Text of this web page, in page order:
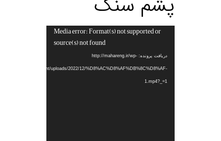
نمایشگرMedia error: Format(s) not supported or
source(s) not found
دریافت پرونده: http://mahareng.ir/wp-
content/uploads/2022/12/%D8%AC%D8%AF%DB%8C%D8%AF-
1.mp4?_=1